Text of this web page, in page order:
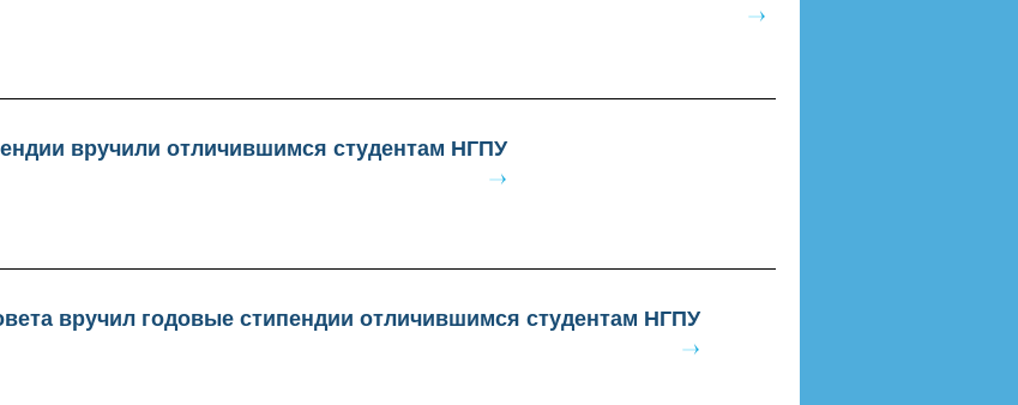
вручили отличившимся студентам НГПУ
вручил годовые стипендии отличившимся студентам НГПУ